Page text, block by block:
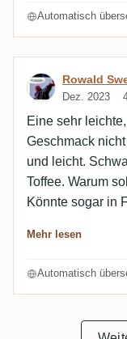
Automatisch
Bewertung
Rowald
Dez. 2023
Eine sehr
Geschmack
und leicht.
Toffee. Warum
Könnte sogar in
Mehr lesen
Automatisch